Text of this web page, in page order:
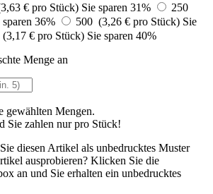
€ pro Stück) Sie sparen 31%
250
sparen 36% 500 (3,26 € pro Stück) Sie
€ pro Stück) Sie sparen 40%
Menge an
gewählten Mengen.
Sie zahlen nurpro Stück!
diesen Artikel als unbedrucktes Muster
ausprobieren? Klicken Sie die
an und Sie erhalten ein unbedrucktes